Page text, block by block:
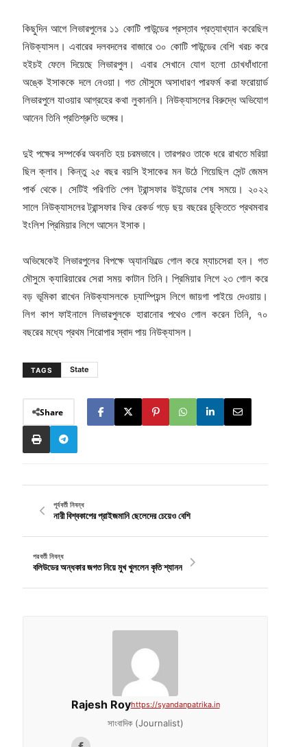
কিছুদিন আগে লিভারপুলের ১১ কোটি পাউন্ডের প্রস্তাব প্রত্যাখ্যান করেছিল
নিউক্যাসল। এবারের দলবদলের বাজারে ৩০ কোটি পাউন্ডের বেশি খরচ করে
হইচই ফেলে দিয়েছে লিভারপুল। এবার সেখানে যোগ হলো চোখধাঁধানো
অঙ্কে ইসাককে দলে নেওয়া। গত মৌসুমে অসাধারণ পারফর্ম করা ফরোয়ার্ড
লিভারপুলে যাওয়ার আগ্রহের কথা লুকাননি। নিউক্যাসলের বিরুদ্ধে অভিযোগ
আনেন তিনি প্রতিশ্রুতি ভঙ্গের।
দুই পক্ষের সম্পর্কের অবনতি হয় চরমভাবে। তারপরও তাকে ধরে রাখতে মরিয়া
ছিল ক্লাব। কিন্তু ২৫ বছর বয়সি ইসাকের মন উঠে গিয়েছিল সেন্ট জেমস
পার্ক থেকে। সেটিই পরিণতি পেল ট্রান্সফার উইন্ডোর শেষ সময়ে। ২০২২
সালে নিউক্যাসলের ট্রান্সফার ফির রেকর্ড গড়ে ছয় বছরের চুক্তিতে প্রথমবার
ইংলিশ প্রিমিয়ার লিগে আসেন ইসাক।
অভিষেকেই লিভারপুলের বিপক্ষে অ্যানফিল্ডে গোল করে ম্যাচসেরা হন। গত
মৌসুমে ক্যারিয়ারের সেরা সময় কাটান তিনি। প্রিমিয়ার লিগে ২৩ গোল করে
বড় ভূমিকা রাখেন নিউক্যাসলকে চ্যাম্পিয়ন্স লিগে জায়গা পাইয়ে দেওয়ায়।
লিগ কাপ ফাইনালে লিভারপুলকে হারানোর পথেও গোল করেন তিনি, ৭০
বছরের মধ্যে প্রথম শিরোপার স্বাদ পায় নিউক্যাসল।
TAGS State
Share
পূর্ববর্তী নিবন্ধ
নারী বিশ্বকাপের প্রাইজমানি ছেলেদের চেয়েও বেশি
পরবর্তী নিবন্ধ
বলিউডের অন্ধকার জগত নিয়ে মুখ খুললেন কৃতি শ্যানন
Rajesh Royhttps://syandanpatrika.in
সাংবাদিক (Journalist)